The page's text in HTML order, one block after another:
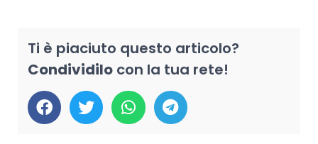
Ti è piaciuto questo articolo?
Condividilocon la tua rete!